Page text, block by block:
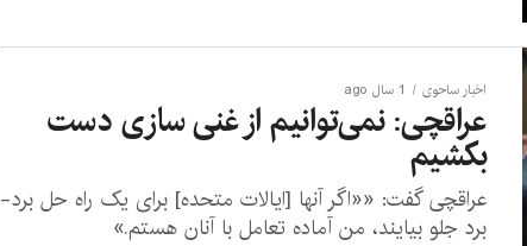
اخبار ساحوی 1 سال ago
عراقچی: نمی‌توانیم از غنی سازی دست
بکشیم
عراقچی گفت: ««اگر آنها [ایالات متحده] برای یک راه حل برد-
برد جلو بیایند، من آماده‌ تعامل با آنان هستم.»